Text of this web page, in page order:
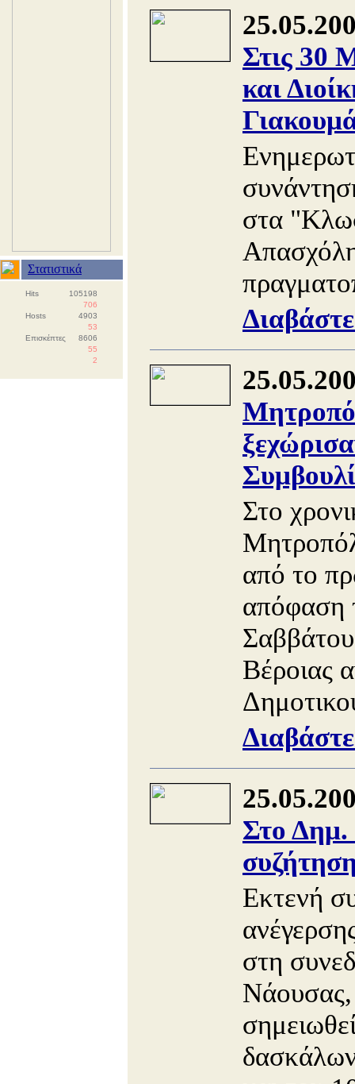
Στατιστικά
Hits
105198
706
Hosts
4903
53
Επισκέπτες
8606
55
2
Στις 30
και
στα
Στο
από το
απόφαση
Βέροιας
Στο
Εκτενή
στη
Νάουσας,